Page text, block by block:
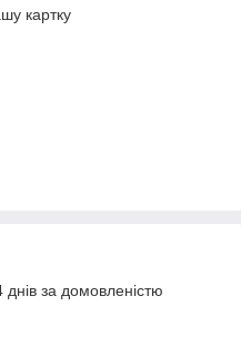
картку
за домовленістю